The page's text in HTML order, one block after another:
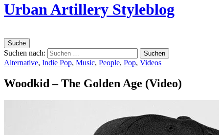
Urban Artillery Styleblog
Suche
Suchen nach:
Alternative, Indie Pop, Music, People, Pop, Videos
Woodkid – The Golden Age (Video)